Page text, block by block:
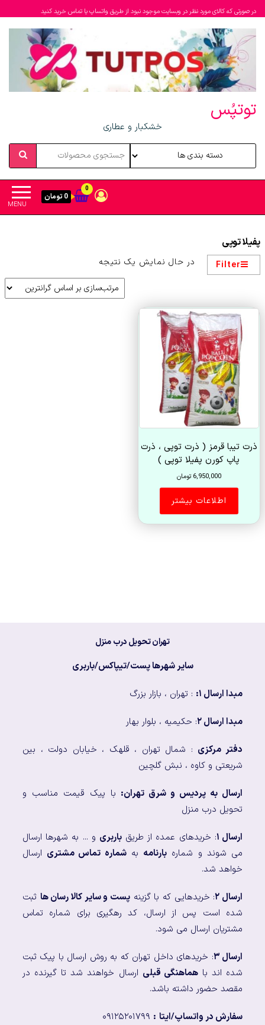
در صورتی که کالای مورد نظر در وبسایت موجود نبود از طریق واتساپ یا تماس خرید کنید
توتپُس
خشکبار و عطاری
MENU
0
0 تومان
پفیلا توپی
Filter در حال نمایش یک نتیجه
ذرت تیبا قرمز ( ذرت توپی ، ذرت
پاپ کورن پفیلا توپی )
6,950,000 تومان
اطلاعات بیشتر
تهران تحویل درب منزل
سایر شهرها پست/تیپاکس/باربری
مبدا ارسال ۱: : تهران ، بازار بزرگ
مبدا ارسال ۲ : حکیمیه ، بلوار بهار
دفتر مرکزی : شمال تهران ، قلهک ، خیابان دولت ، بین
شریعتی و کاوه ، نبش گلچین
ارسال به پردیس و شرق تهران: با پیک قیمت مناسب و
تحویل درب منزل
ارسال ۱ : خریدهای عمده از طریقباربری و ... به شهرها ارسال
می شوند و شماره بارنامه بهشماره تماس مشتری ارسال
خواهد شد.
ارسال ۲ : خریدهایی که با گزینه پست و سایر کالا رسان ها ثبت
شده است پس از ارسال، کد رهگیری برای شماره تماس
مشتریان ارسال می شود.
ارسال ۳
: خریدهای داخل تهران که به روش ارسال با پیک ثبت
شده اند باهماهنگی قبلی ارسال خواهند شد تا گیرنده در
مقصد حضور داشته باشد.
سفارش در واتساپ/ایتا :